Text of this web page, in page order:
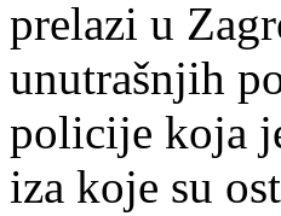
prelazi u
unutrašnjih
policije koja
iza koje su